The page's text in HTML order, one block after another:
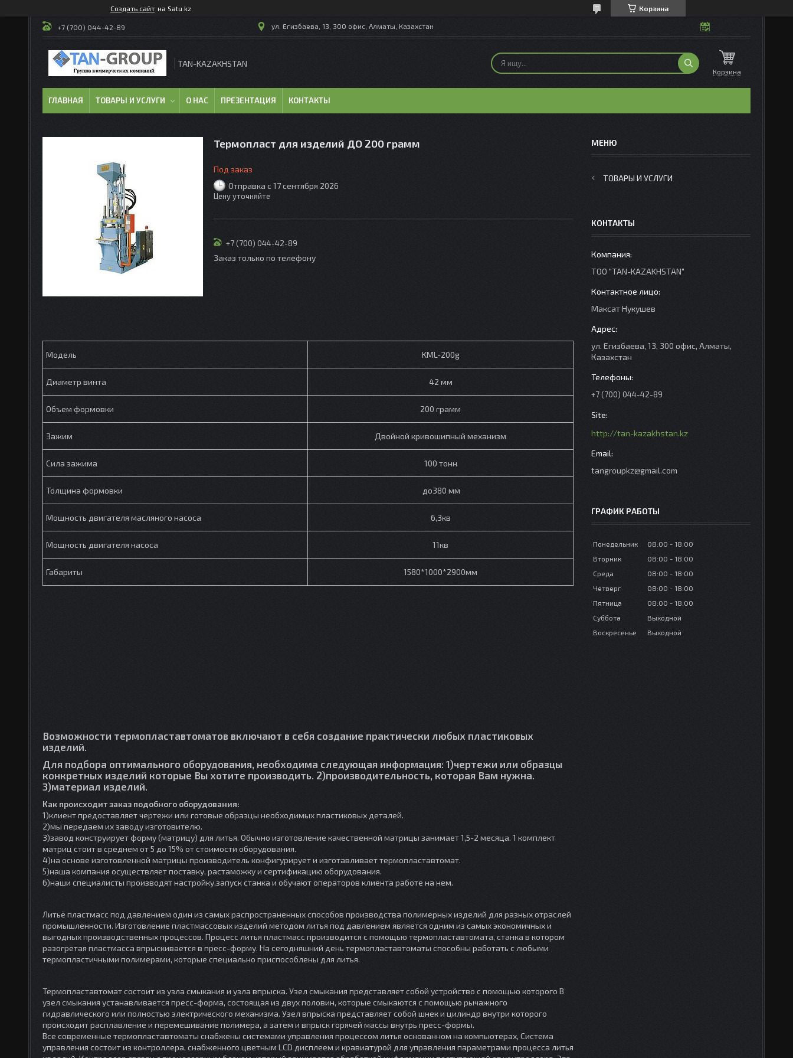
Создать сайт на Satu.kz Корзина
+7 (700) 044-42-89 ул. Егизбаева, 13, 300 офис, Алматы, Казахстан
TAN-KAZAKHSTAN
Корзина
ГЛАВНАЯ ТОВАРЫ И УСЛУГИ О НАС ПРЕЗЕНТАЦИЯ КОНТАКТЫ
Термопласт для изделий ДО 200 грамм
Под заказ
Отправка с 17 сентября 2026
Цену уточняйте
+7 (700) 044-42-89
Заказ только по телефону
Модель KML-200g
Диаметр винта 42 мм
Объем формовки 200 грамм
Зажим Двойной кривошипный механизм
Сила зажима 100 тонн
Толщина формовки до380 мм
Мощность двигателя масляного насоса 6,3кв
Мощность двигателя насоса 11кв
Габариты 1580*1000*2900мм
Возможности термопластавтоматов включают в себя создание практически любых пластиковых
изделий.
Для подбора оптимального оборудования, необходима следующая информация: 1)чертежи или образцы
конкретных изделий которые Вы хотите производить. 2)производительность, которая Вам нужна.
3)материал изделий.
Как происходит заказ подобного оборудования:
1)клиент предоставляет чертежи или готовые образцы необходимых пластиковых деталей.
2)мы передаем их заводу изготовителю.
3)завод конструирует форму (матрицу) для литья. Обычно изготовление качественной матрицы занимает 1,5-2 месяца. 1 комплект
матриц стоит в среднем от 5 до 15% от стоимости оборудования.
4)на основе изготовленной матрицы производитель конфигурирует и изготавливает термопластавтомат.
5)наша компания осуществляет поставку, растаможку и сертификацию оборудования.
6)наши специалисты производят настройку,запуск станка и обучают операторов клиента работе на нем.
Литьё пластмасс под давлением один из самых распространенных способов производства полимерных изделий для разных отраслей
промышленности. Изготовление пластмассовых изделий методом литья под давлением является одним из самых экономичных и
выгодных производственных процессов. Процесс литья пластмасс производится с помощью термопластавтомата, станка в котором
разогретая пластмасса впрыскивается в пресс-форму. На сегодняшний день термопластавтоматы способны работать с любыми
термопластичными полимерами, которые специально приспособлены для литья.
Термопластавтомат состоит из узла смыкания и узла впрыска. Узел смыкания представляет собой устройство с помощью которого В
узел смыкания устанавливается пресс-форма, состоящая из двух половин, которые смыкаются с помощью рычажного
гидравлического или полностью электрического механизма. Узел впрыска представляет собой шнек и цилиндр внутри которого
происходит расплавление и перемешивание полимера, а затем и впрыск горячей массы внутрь пресс-формы.
Все современные термопластавтоматы снабжены системами управления процессом литья основанном на компьютерах, Система
управления состоит из контроллера, снабженного цветным LCD дисплеем и кравиатурой для управления параметрами процесса литья
ТОВАРЫ И УСЛУГИ
КОНТАКТЫ
ТОО "TAN-KAZAKHSTAN"
Максат Нукушев
ул. Егизбаева, 13, 300 офис, Алматы,
Казахстан
+7 (700) 044-42-89
http://tan-kazakhstan.kz
tangroupkz@gmail.com
ГРАФИК РАБОТЫ
Понедельник 08:00
18:00
Вторник
08:00
18:00
Среда
08:00
18:00
Четверг
08:00
18:00
Пятница
08:00
18:00
Суббота
Выходной
Воскресенье
Выходной